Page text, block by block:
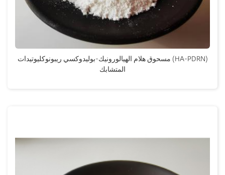
مسحوق هلام الهيالورونيك-بوليدوكسي ريبونوكليوتيدات (HA-PDRN)
المتشابك